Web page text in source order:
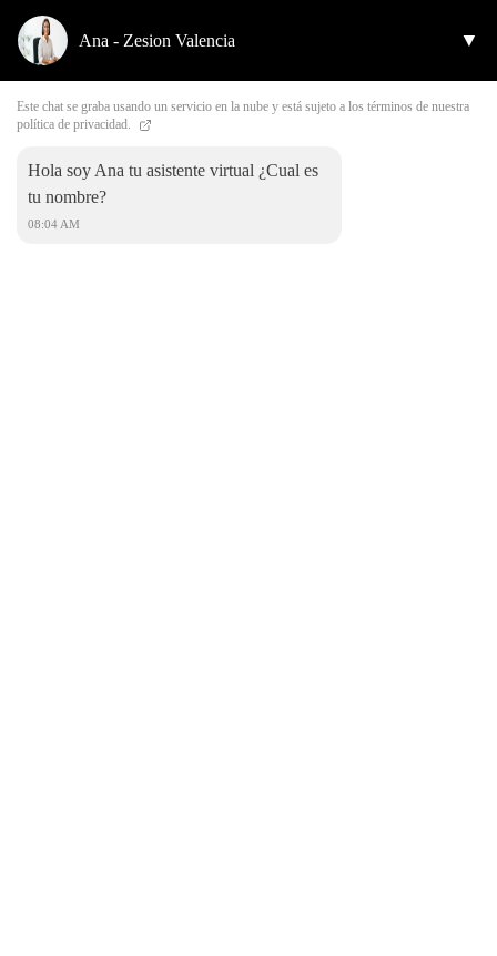
Ana - Zesion Valencia ▼
Este chat se graba usando un servicio en la nube y está sujeto a los términos de nuestra
política de privacidad.
Hola soy Ana tu asistente virtual ¿Cual es
tu nombre?
08:04 AM